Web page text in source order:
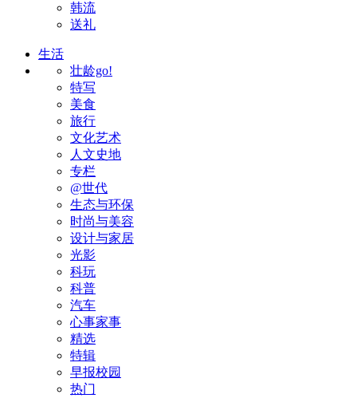
韩流
送礼
生活
壮龄go!
特写
美食
旅行
文化艺术
人文史地
专栏
@世代
生态与环保
时尚与美容
设计与家居
光影
科玩
科普
汽车
心事家事
精选
特辑
早报校园
热门